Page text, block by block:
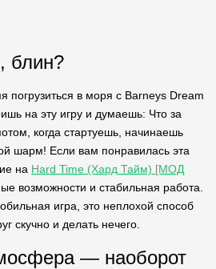
блин?
погрузиться в моря с Barneys Dream
на эту игру и думаешь: Что за
когда стартуешь, начинаешь
шарм! Если вам понравилась эта
на Hard Time (Хард Тайм) [МОД
возможности и стабильная работа.
игра, это неплохой способ
скучно и делать нечего.
— наоборот